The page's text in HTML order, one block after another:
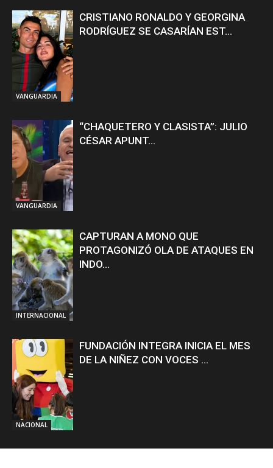
VANGUARDIA
CRISTIANO RONALDO Y GEORGINA
RODRÍGUEZ SE CASARÍAN EST...
VANGUARDIA
“CHAQUETERO Y CLASISTA”: JULIO
CÉSAR APUNT...
INTERNACIONAL
CAPTURAN A MONO QUE
PROTAGONIZÓ OLA DE ATAQUES EN
INDO...
NACIONAL
FUNDACIÓN INTEGRA INICIA EL MES
DE LA NIÑEZ CON VOCES ...